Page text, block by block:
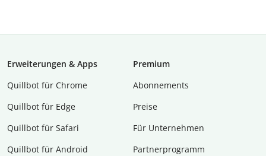
Erweiterungen & Apps
Quillbot für Chrome
Quillbot für Edge
Quillbot für Safari
Quillbot für Android
Premium
Abon­ne­ments
Preise
Für Unternehmen
Partnerprogramm